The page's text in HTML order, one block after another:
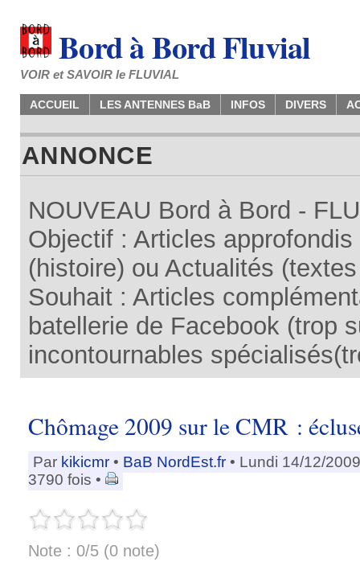
Bord à Bord Fluvial
VOIR et SAVOIR le FLUVIAL
ACCUEIL LES ANTENNES BaB INFOS DIVERS
ANNONCE
NOUVEAU Bord à Bord -
Objectif : Articles
(histoire) ou Actualités
Souhait : Articles
batellerie de Facebook (trop
incontournables
Chômage 2009 sur le CMR :
Par kikicmr • BaB NordEst.fr • Lundi 14/12/
3790 fois •
Note : 0/5 (0 note)